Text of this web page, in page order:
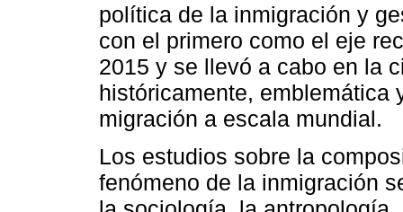
política de la inmigración y
con el primero como el eje
2015 y se llevó a cabo en la
históricamente, emblemática
migración a escala mundial.
Los estudios sobre la
fenómeno de la inmigración